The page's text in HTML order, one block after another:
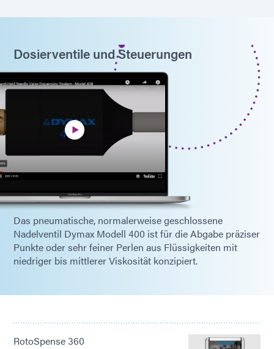
Dosierventile und Steuerungen
Das pneumatische, normalerweise geschlossene
Nadelventil Dymax Modell 400 ist für die Abgabe präziser
Punkte oder sehr feiner Perlen aus Flüssigkeiten mit
niedriger bis mittlerer Viskosität konzipiert.
RotoSpense 360